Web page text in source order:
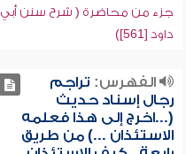
جزء من محاضرة ( شرح سنن أبي
داود [561])
الفهرس: تراجم
رجال إسناد حديث
(...اخرج إلى هذا فعلمه
الاستئذان ...) من طريق